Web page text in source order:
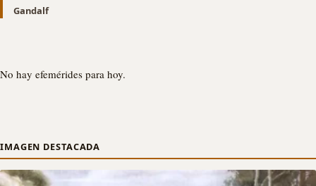
Gandalf
No hay efemérides para hoy.
IMAGEN DESTACADA